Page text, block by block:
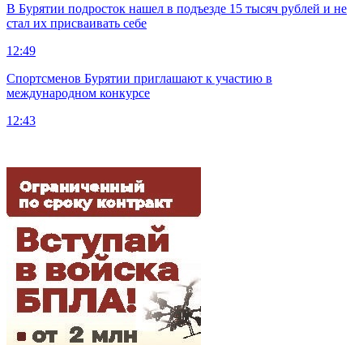
В Бурятии подросток нашел в подъезде 15 тысяч рублей и не
стал их присваивать себе
12:49
Спортсменов Бурятии приглашают к участию в
международном конкурсе
12:43